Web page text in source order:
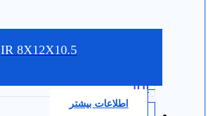
IR 8X12X10.5
0.0
اطلاعات بیشتر